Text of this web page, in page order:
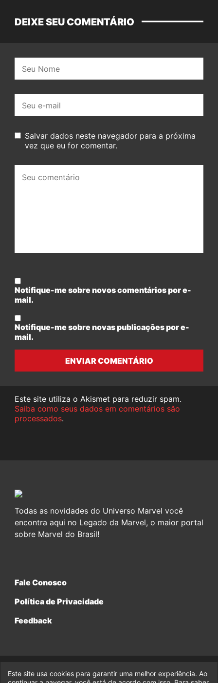
DEIXE SEU COMENTÁRIO
mail:
Salvar dados neste navegador para a próxima
vez que eu for comentar.
comentário:
Notifique-me sobre novos comentários por e-
mail.
Notifique-me sobre novas publicações por e-
mail.
ENVIAR COMENTÁRIO
Este site utiliza o Akismet para reduzir spam.
Saiba como seus dados em comentários são
processados.
Todas as novidades do Universo Marvel você
encontra aqui no Legado da Marvel, o maior portal
sobre Marvel do Brasil!
Fale Conosco
Política de Privacidade
Feedback
© 2017-2026 Legado da Marvel, uma empresa da Legado
Este site usa cookies para garantir uma melhor experiência. Ao